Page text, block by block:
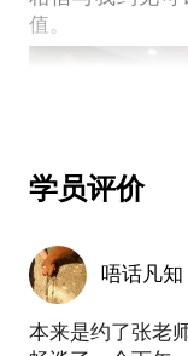
学员评价
唔话凡知
本来是约了张老